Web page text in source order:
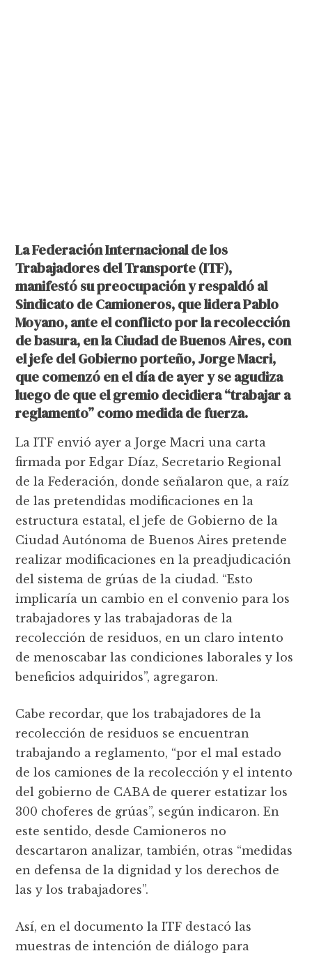
La Federación Internacional de los
Trabajadores del Transporte (ITF),
manifestó su preocupación y respaldó al
Sindicato de Camioneros, que lidera Pablo
Moyano, ante el conflicto por la recolección
de basura, en la Ciudad de Buenos Aires, con
el jefe del Gobierno porteño, Jorge Macri,
que comenzó en el día de ayer y se agudiza
luego de que el gremio decidiera “trabajar a
reglamento” como medida de fuerza.
La ITF envió ayer a Jorge Macri una carta
firmada por Edgar Díaz, Secretario Regional
de la Federación, donde señalaron que, a raíz
de las pretendidas modificaciones en la
estructura estatal, el jefe de Gobierno de la
Ciudad Autónoma de Buenos Aires pretende
realizar modificaciones en la preadjudicación
del sistema de grúas de la ciudad. “Esto
implicaría un cambio en el convenio para los
trabajadores y las trabajadoras de la
recolección de residuos, en un claro intento
de menoscabar las condiciones laborales y los
beneficios adquiridos”, agregaron.
Cabe recordar, que los trabajadores de la
recolección de residuos se encuentran
trabajando a reglamento, “por el mal estado
de los camiones de la recolección y el intento
del gobierno de CABA de querer estatizar los
300 choferes de grúas”, según indicaron. En
este sentido, desde Camioneros no
descartaron analizar, también, otras “medidas
en defensa de la dignidad y los derechos de
las y los trabajadores”.
Así, en el documento la ITF destacó las
muestras de intención de diálogo para